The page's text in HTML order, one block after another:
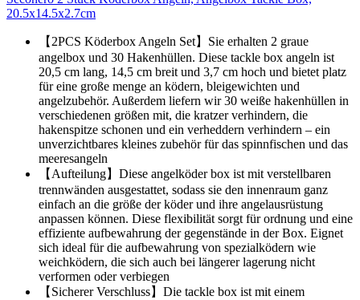
20.5x14.5x2.7cm
【2PCS Köderbox Angeln Set】Sie erhalten 2 graue
angelbox und 30 Hakenhüllen. Diese tackle box angeln ist
20,5 cm lang, 14,5 cm breit und 3,7 cm hoch und bietet platz
für eine große menge an ködern, bleigewichten und
angelzubehör. Außerdem liefern wir 30 weiße hakenhüllen in
verschiedenen größen mit, die kratzer verhindern, die
hakenspitze schonen und ein verheddern verhindern – ein
unverzichtbares kleines zubehör für das spinnfischen und das
meeresangeln
【Aufteilung】Diese angelköder box ist mit verstellbaren
trennwänden ausgestattet, sodass sie den innenraum ganz
einfach an die größe der köder und ihre angelausrüstung
anpassen können. Diese flexibilität sorgt für ordnung und eine
effiziente aufbewahrung der gegenstände in der Box. Eignet
sich ideal für die aufbewahrung von spezialködern wie
weichködern, die sich auch bei längerer lagerung nicht
verformen oder verbiegen
【Sicherer Verschluss】Die tackle box ist mit einem